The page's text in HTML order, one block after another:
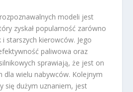
modeli jest
zyskał popularność zarówno
starszych kierowców. Jego
paliwowa oraz
sprawiają, że jest on
dla wielu nabywców. Kolejnym
się dużym uznaniem, jest